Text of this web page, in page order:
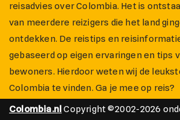
reisadvies over Colombia. Het is
van meerdere reizigers die het land
ontdekken. De reistips en
gebaseerd op eigen ervaringen en tips
bewoners. Hierdoor weten wij de
Colombia te vinden. Ga je mee op reis?
Colombia.nlCopyright ©2002-2026